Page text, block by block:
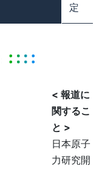
定
< 報道に
関するこ
と >
日本原子
力研究開